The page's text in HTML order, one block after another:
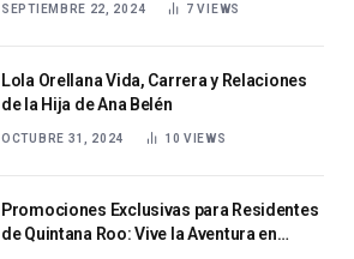
SEPTIEMBRE 22, 2024 7VIEWS
Lola Orellana Vida, Carrera y Relaciones
de la Hija de Ana Belén
OCTUBRE 31, 2024 10VIEWS
Promociones Exclusivas para Residentes
de Quintana Roo: Vive la Aventura en